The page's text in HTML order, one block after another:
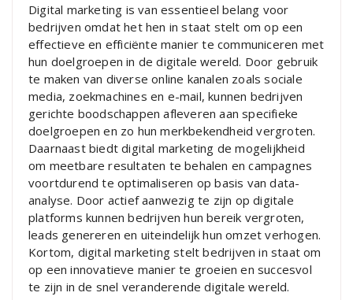
Digital marketing is van essentieel belang voor
bedrijven omdat het hen in staat stelt om op een
effectieve en efficiënte manier te communiceren met
hun doelgroepen in de digitale wereld. Door gebruik
te maken van diverse online kanalen zoals sociale
media, zoekmachines en e-mail, kunnen bedrijven
gerichte boodschappen afleveren aan specifieke
doelgroepen en zo hun merkbekendheid vergroten.
Daarnaast biedt digital marketing de mogelijkheid
om meetbare resultaten te behalen en campagnes
voortdurend te optimaliseren op basis van data-
analyse. Door actief aanwezig te zijn op digitale
platforms kunnen bedrijven hun bereik vergroten,
leads genereren en uiteindelijk hun omzet verhogen.
Kortom, digital marketing stelt bedrijven in staat om
op een innovatieve manier te groeien en succesvol
te zijn in de snel veranderende digitale wereld.